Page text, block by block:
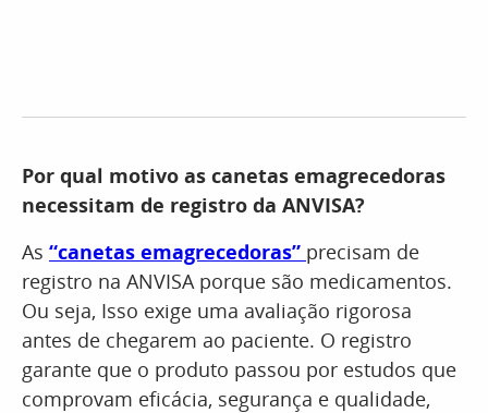
Por qual motivo as canetas emagrecedoras
necessitam de registro da ANVISA?
As “canetas emagrecedoras” precisam de
registro na ANVISA porque são medicamentos.
Ou seja, Isso exige uma avaliação rigorosa
antes de chegarem ao paciente. O registro
garante que o produto passou por estudos que
comprovam eficácia, segurança e qualidade,